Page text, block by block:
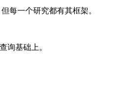
每一个研究都有其框架。
询基础上。